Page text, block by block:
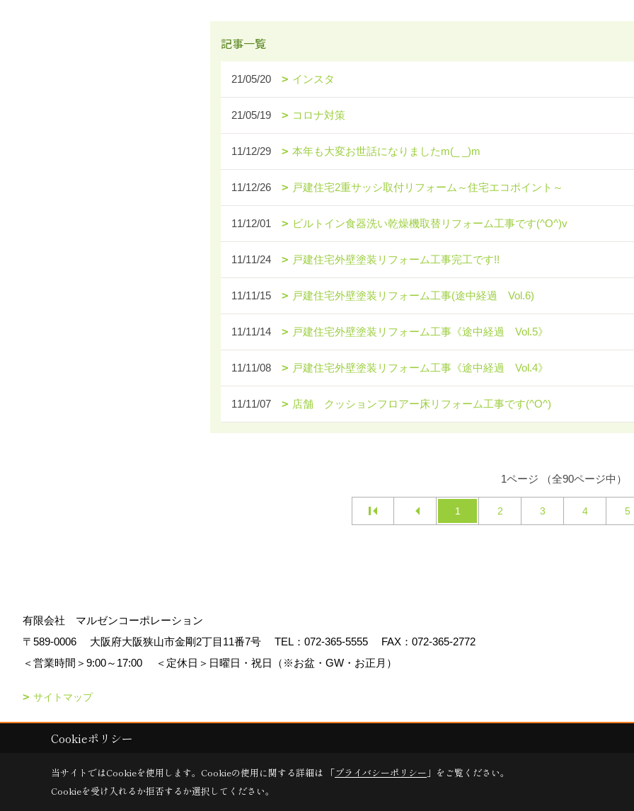
記事一覧
21/05/20 インスタ
21/05/19 コロナ対策
11/12/29 本年も大変お世話になりましたm(_ _)m
11/12/26 戸建住宅2重サッシ取付リフォーム～住宅エコポイント～
11/12/01 ビルトイン食器洗い乾燥機取替リフォーム工事です(^O^)v
11/11/24 戸建住宅外壁塗装リフォーム工事完工です!!
11/11/15 戸建住宅外壁塗装リフォーム工事(途中経過 Vol.6)
11/11/14 戸建住宅外壁塗装リフォーム工事《途中経過 Vol.5》
11/11/08 戸建住宅外壁塗装リフォーム工事《途中経過 Vol.4》
11/11/07 店舗 クッションフロアー床リフォーム工事です(^O^)
1ページ （全90ページ中）
1 2 3 4 5
有限会社 マルゼンコーポレーション
〒589-0006
大阪府大阪狭山市金剛2丁目11番7号 TEL： 072-365-5555
FAX：072-365-2772
＜営業時間＞9:00～17:00
＜定休日＞日曜日・祝日（※お盆・GW・お正月）
サイトマップ
Copyright (c) マルゼンコーポレーション. All Rights Reserved.
Cookieポリシー
当サイトではCookieを使用します。 Cookieの使用に関する詳細は 「プライバシーポリシー 」をご覧ください。
Cookieを受け入れるか拒否するか選択してください。